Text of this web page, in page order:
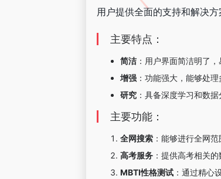
用户提供全面的支持和解决方
主要特点：
简洁：用户界面简洁明了，
增强：功能强大，能够处理
研究：具备深度学习和数据
主要功能：
全网搜索：能够进行全网范
高考服务：提供高考相关的
MBTI性格测试：通过精心